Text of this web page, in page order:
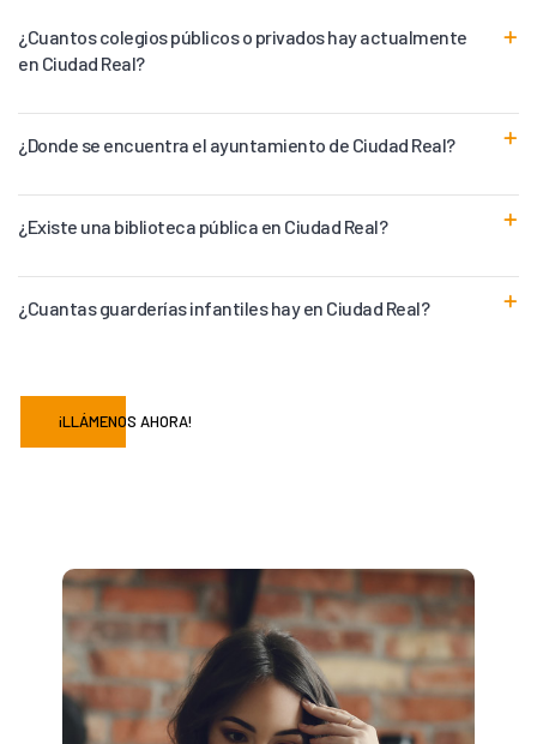
¿Cuantos colegios públicos o privados hay actualmente
en Ciudad Real?
¿Donde se encuentra el ayuntamiento de Ciudad Real?
¿Existe una biblioteca pública en Ciudad Real?
¿Cuantas guarderías infantiles hay en Ciudad Real?
¡LLÁMENOS AHORA!